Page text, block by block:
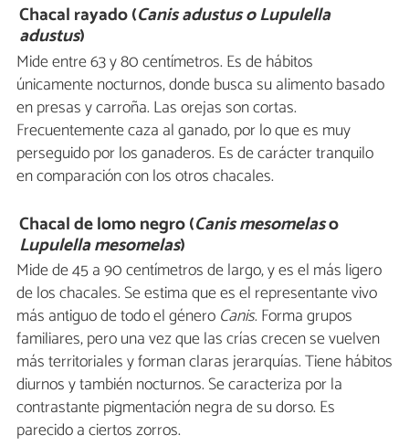
Chacal rayado (Canis adustus o Lupulella
adustus)
Mide entre 63 y 80 centímetros. Es de hábitos
únicamente nocturnos, donde busca su alimento basado
en presas y carroña. Las orejas son cortas.
Frecuentemente caza al ganado, por lo que es muy
perseguido por los ganaderos. Es de carácter tranquilo
en comparación con los otros chacales.
Chacal de lomo negro (Canis mesomelaso
Lupulella mesomelas)
Mide de 45 a 90 centímetros de largo, y es el más ligero
de los chacales. Se estima que es el representante vivo
más antiguo de todo el género Canis. Forma grupos
familiares, pero una vez que las crías crecen se vuelven
más territoriales y forman claras jerarquías. Tiene hábitos
diurnos y también nocturnos. Se caracteriza por la
contrastante pigmentación negra de su dorso. Es
parecido a ciertos zorros.